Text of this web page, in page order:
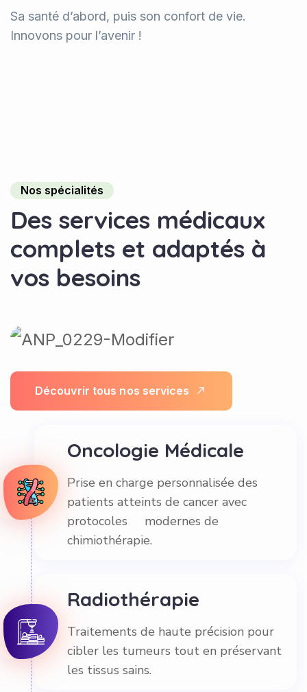
Sa santé d’abord, puis son confort de vie.
Innovons pour l’avenir !
Nos spécialités
Des services médicaux
complets et adaptés à
vos besoins
Découvrir tous nos services
Oncologie Médicale
Prise en charge personnalisée des
patients atteints de cancer avec
protocoles modernes de
chimiothérapie.
Radiothérapie
Traitements de haute précision pour
cibler les tumeurs tout en préservant
les tissus sains.